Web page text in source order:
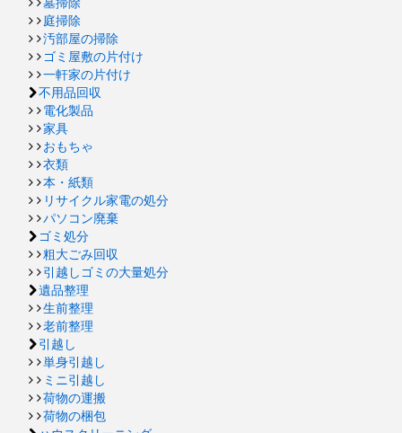
庭掃除
汚部屋の掃除
ゴミ屋敷の片付け
一軒家の片付け
不用品回収
電化製品
家具
おもちゃ
衣類
本・紙類
リサイクル家電の処分
パソコン廃棄
ゴミ処分
粗大ごみ回収
引越しゴミの大量処分
遺品整理
生前整理
老前整理
引越し
単身引越し
ミニ引越し
荷物の運搬
荷物の梱包